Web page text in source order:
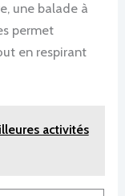
une balade à
permet
en respirant
activités